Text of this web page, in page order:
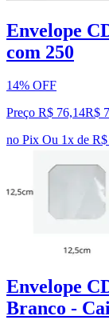
Envelope
com 250
14% OFF
Preço R$ 76,14R$
no Pix Ou 1x de
Envelope
Branco -